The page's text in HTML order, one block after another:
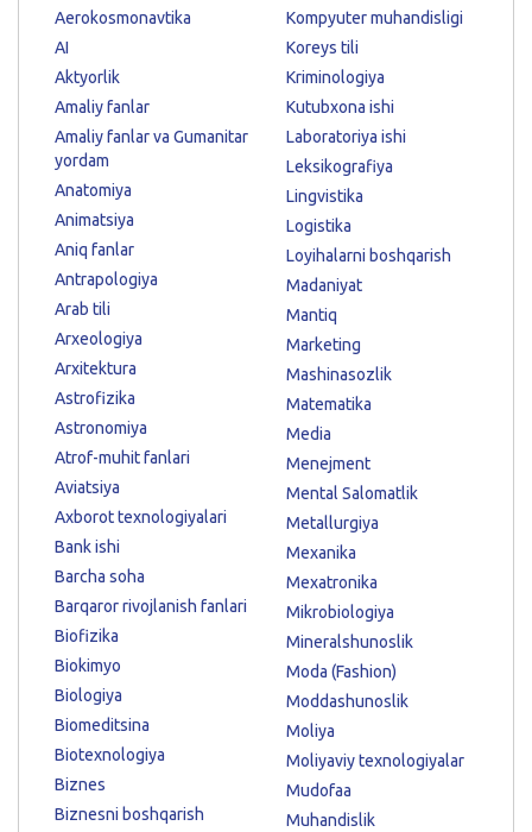
Aerokosmonavtika
AI
Aktyorlik
Amaliy fanlar
Amaliy fanlar va Gumanitar
yordam
Anatomiya
Animatsiya
Aniq fanlar
Antrapologiya
Arab tili
Arxeologiya
Arxitektura
Astrofizika
Astronomiya
Atrof-muhit fanlari
Aviatsiya
Axborot texnologiyalari
Bank ishi
Barcha soha
Barqaror rivojlanish fanlari
Biofizika
Biokimyo
Biologiya
Biomeditsina
Biotexnologiya
Biznes
Biznesni boshqarish
Kompyuter muhandisligi
Koreys tili
Kriminologiya
Kutubxona ishi
Laboratoriya ishi
Leksikografiya
Lingvistika
Logistika
Loyihalarni boshqarish
Madaniyat
Mantiq
Marketing
Mashinasozlik
Matematika
Media
Menejment
Mental Salomatlik
Metallurgiya
Mexanika
Mexatronika
Mikrobiologiya
Mineralshunoslik
Moda (Fashion)
Moddashunoslik
Moliya
Moliyaviy texnologiyalar
Mudofaa
Muhandislik